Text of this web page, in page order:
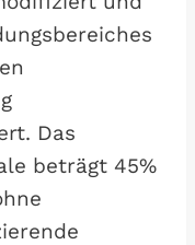
Das
beträgt 45%